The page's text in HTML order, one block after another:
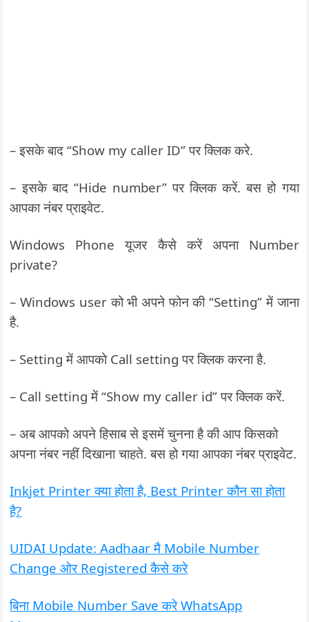
– इसके बाद “Show my caller ID” पर क्लिक करे.
– इसके बाद “Hide number” पर क्लिक करें. बस हो गया
आपका नंबर प्राइवेट.
Windows Phone यूजर कैसे करें अपना Number
private?
– Windows user को भी अपने फोन की “Setting” में जाना
है.
– Setting में आपको Call setting पर क्लिक करना है.
– Call setting में “Show my caller id” पर क्लिक करें.
– अब आपको अपने हिसाब से इसमें चुनना है की आप किसको
अपना नंबर नहीं दिखाना चाहते. बस हो गया आपका नंबर प्राइवेट.
Inkjet Printer क्या होता है, Best Printer कौन सा होता
है?
UIDAI Update: Aadhaar मै Mobile Number
Change ओर Registered कैसे करे
बिना Mobile Number Save करे WhatsApp